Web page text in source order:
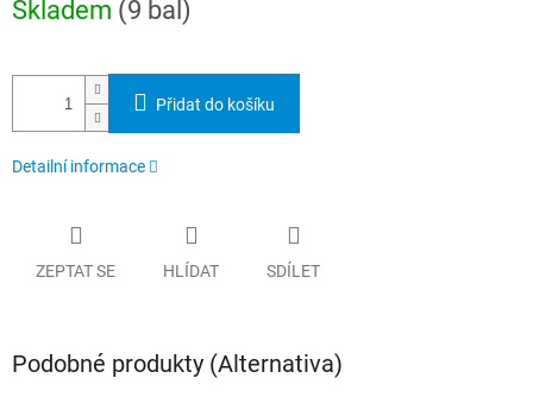
cena:
Skladem (9 bal)
Přidat do košíku
Detailní informace
ZEPTAT SE HLÍDAT SDÍLET
Podobné produkty (Alternativa)